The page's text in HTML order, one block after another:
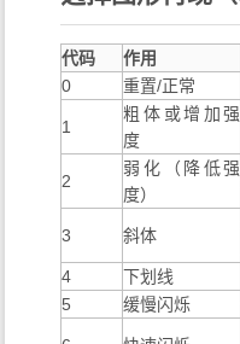
代码 作用
0
重置/正常
1
粗体或增加强
度
2
弱化（降低强
度）
3 斜体
4
下划线
5
缓慢闪烁